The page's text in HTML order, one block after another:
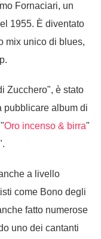
Fornaciari, un
1955. È diventato
mix unico di blues,
Zucchero", è stato
pubblicare album di
Oro incenso & birra"
a livello
come Bono degli
fatto numerose
uno dei cantanti